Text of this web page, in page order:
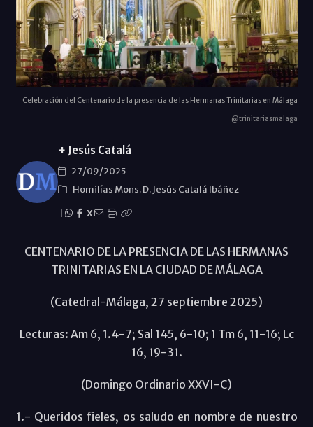
Celebración del Centenario de la presencia de las Hermanas Trinitarias en Málaga
@trinitariasmalaga
+ Jesús Catalá
27/09/2025
Homilías Mons. D. Jesús Catalá Ibáñez
X
CENTENARIO DE LA PRESENCIA DE LAS HERMANAS
TRINITARIAS EN LA CIUDAD DE MÁLAGA
(Catedral-Málaga, 27 septiembre 2025)
Lecturas: Am 6, 1.4-7; Sal 145, 6-10; 1 Tm 6, 11-16; Lc
16, 19-31.
(Domingo Ordinario XXVI-C)
1.- Queridos fieles, os saludo en nombre de nuestro